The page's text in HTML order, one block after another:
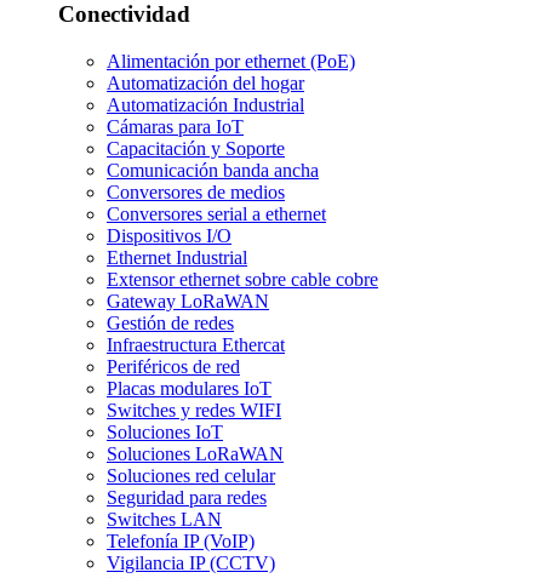
Conectividad
Alimentación por ethernet (PoE)
Automatización del hogar
Automatización Industrial
Cámaras para IoT
Capacitación y Soporte
Comunicación banda ancha
Conversores de medios
Conversores serial a ethernet
Dispositivos I/O
Ethernet Industrial
Extensor ethernet sobre cable cobre
Gateway LoRaWAN
Gestión de redes
Infraestructura Ethercat
Periféricos de red
Placas modulares IoT
Switches y redes WIFI
Soluciones IoT
Soluciones LoRaWAN
Soluciones red celular
Seguridad para redes
Switches LAN
Telefonía IP (VoIP)
Vigilancia IP (CCTV)